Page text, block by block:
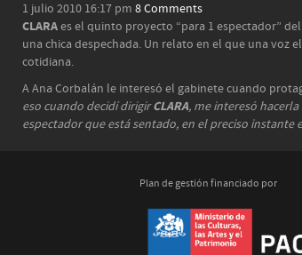
1 julio 2010 16:17 pm 8 Comments
CLARAes el quinto proyecto “para 1 espectador”
una chica despechada. Un relato en el que una voz
cotidiana.
A Ana Corbalán le interesó el gabinete cuando
eso cuando decidí dirigirCLARA, me interesó
espectador que está sentado, en el preciso instante
Plan de gestión financiado por